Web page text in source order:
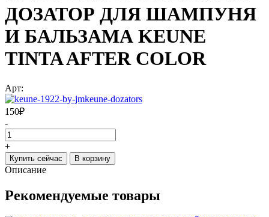
ДОЗАТОР ДЛЯ ШАМПУНЯ
И БАЛЬЗАМА KEUNE
TINTA AFTER COLOR
Арт:
150₽
-
+
Купить сейчас В корзину
Описание
Рекомендуемые товары